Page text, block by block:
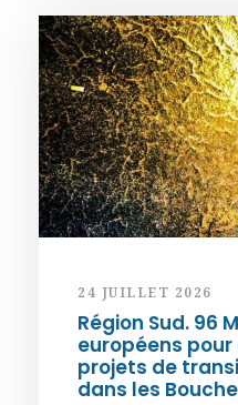
24 JUILLET 2026
Région Sud. 96
européens
projets de
dans les